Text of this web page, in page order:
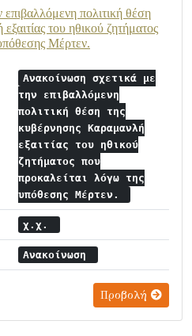
πολιτική θέση
του ηθικού ζητήματος
Μέρτεν.
Ανακοίνωση σχετικά με
την επιβαλλόμενη
πολιτική θέση της
κυβέρνησης Καραμανλή
εξαιτίας του ηθικού
ζητήματος που
προκαλείται λόγω της
υπόθεσης Μέρτεν.
χ.χ.
Ανακοίνωση
Προβολή